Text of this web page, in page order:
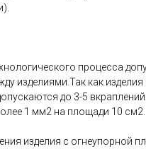
процесса
изделиями.Так как
до 3-5
1 мм2 на площади 10 см2.
изделия с огнеупорной